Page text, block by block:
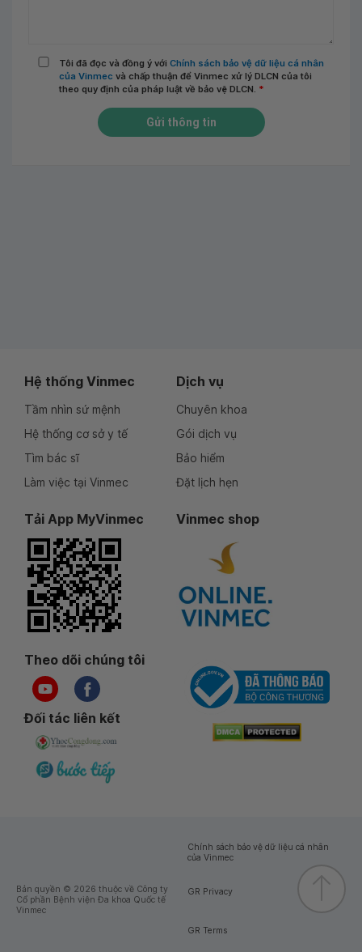
Tôi đã đọc và đồng ý với Chính sách bảo vệ dữ liệu cá nhân
của Vinmec và chấp thuận để Vinmec xử lý DLCN của tôi
theo quy định của pháp luật về bảo vệ DLCN. *
Gửi thông tin
Hệ thống Vinmec
Tầm nhìn sứ mệnh
Hệ thống cơ sở y tế
Tìm bác sĩ
Làm việc tại Vinmec
Dịch vụ
Chuyên khoa
Gói dịch vụ
Bảo hiểm
Đặt lịch hẹn
Tải App MyVinmec Vinmec shop
Theo dõi chúng tôi
Đối tác liên kết
Bản quyền © 2026 thuộc về Công ty
Cổ phần Bệnh viện Đa khoa Quốc tế
Vinmec
Chính sách bảo vệ dữ liệu cá nhân
của Vinmec
GR Privacy
GR Terms